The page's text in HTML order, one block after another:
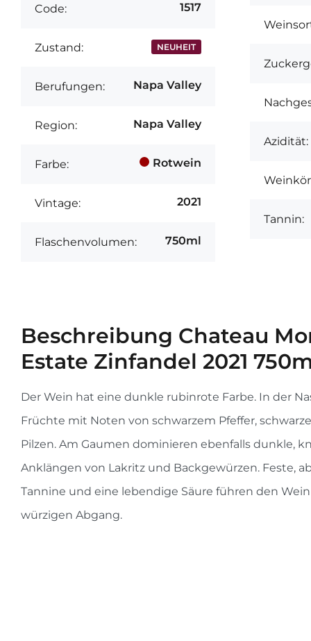
Code: 1517
Zustand: NEUHEIT
Berufungen: Napa Valley
Region: Napa Valley
Farbe: Rotwein
Vintage: 2021
Flaschenvolumen: 750ml
Azidität:
Tannin:
Beschreibung Chateau
Estate Zinfandel 2021
Der Wein hat eine dunkle rubinrote Farbe. In der
Früchte mit Noten von schwarzem Pfeffer,
Pilzen. Am Gaumen dominieren ebenfalls dunkle,
Anklängen von Lakritz und Backgewürzen. Feste,
Tannine und eine lebendige Säure führen den
würzigen Abgang.